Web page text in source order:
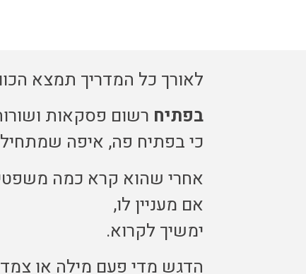
לאורך כל המדריך תמצא
בפתיח רשום פסקאות
כי בפתיח פה, איפה
אחרי שהוא קרא כמה
אם מעניין לו,
ימשיך לקרוא.
הדגש מדי פעם מילה או